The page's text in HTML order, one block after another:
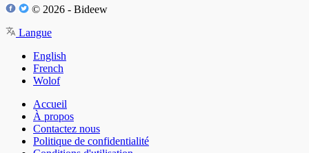
© 2026 - Bideew
Langue
English
French
Wolof
Accueil
À propos
Contactez nous
Politique de confidentialité